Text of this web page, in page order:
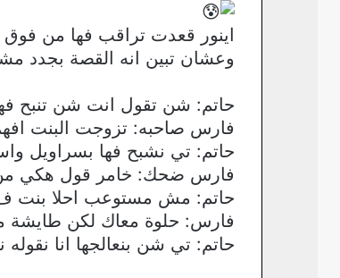
اينور قعدت تراقب فها من
وعشان تبين انه القصة
حاتم: شن تقول انت شن تنبح
فارس صاحبه: تزوجت البنت
حاتم: تي نشبح فها بسراويل
فارس ضحك: خامر قول هكي من
حاتم: مش مستوعب احلا بنت ف
فارس: حلوة معاك لكن طايشة
حاتم: تي شن بنعالجها انا نقوله